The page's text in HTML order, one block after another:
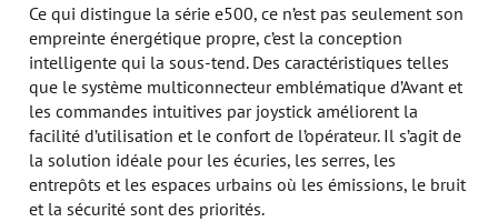
Ce qui distingue la série e500, ce n’est pas seulement son
empreinte énergétique propre, c’est la conception
intelligente qui la sous-tend. Des caractéristiques telles
que le système multiconnecteur emblématique d’Avant et
les commandes intuitives par joystick améliorent la
facilité d’utilisation et le confort de l’opérateur. Il s’agit de
la solution idéale pour les écuries, les serres, les
entrepôts et les espaces urbains où les émissions, le bruit
et la sécurité sont des priorités.